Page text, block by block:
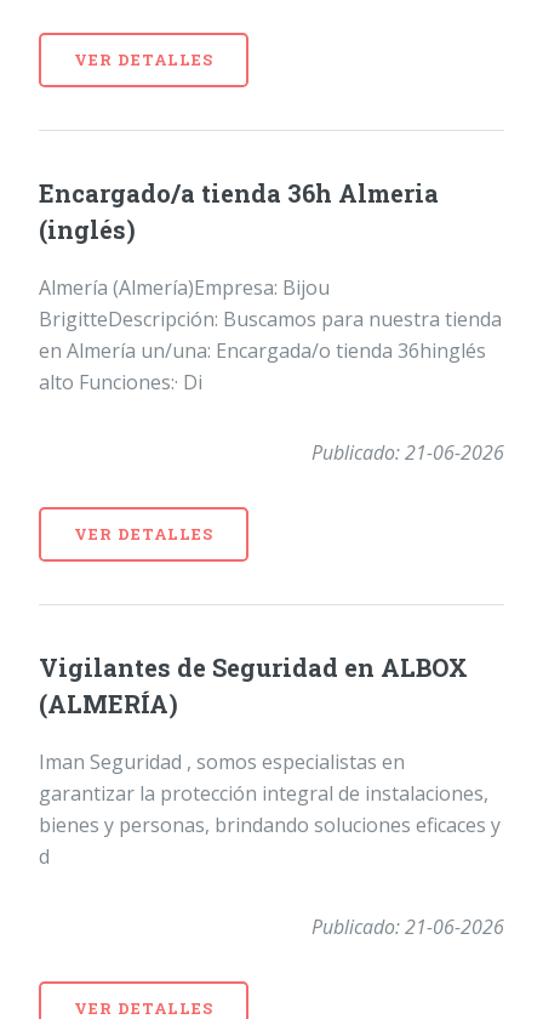
VER DETALLES
Encargado/a tienda 36h Almeria
(inglés)
Almería (Almería)Empresa: Bijou
BrigitteDescripción: Buscamos para nuestra tienda
en Almería un/una: Encargada/o tienda 36hinglés
alto Funciones:· Di
Publicado: 21-06-2026
VER DETALLES
Vigilantes de Seguridad en ALBOX
(ALMERÍA)
Iman Seguridad , somos especialistas en
garantizar la protección integral de instalaciones,
bienes y personas, brindando soluciones eficaces y
d
Publicado: 21-06-2026
VER DETALLES